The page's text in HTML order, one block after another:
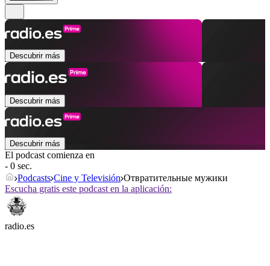
Descubrir más
Descubrir más
Descubrir más
El podcast comienza en
- 0 sec.
Podcasts Cine y Televisión Отвратительные мужики
Escucha gratis este podcast en la aplicación:
radio.es